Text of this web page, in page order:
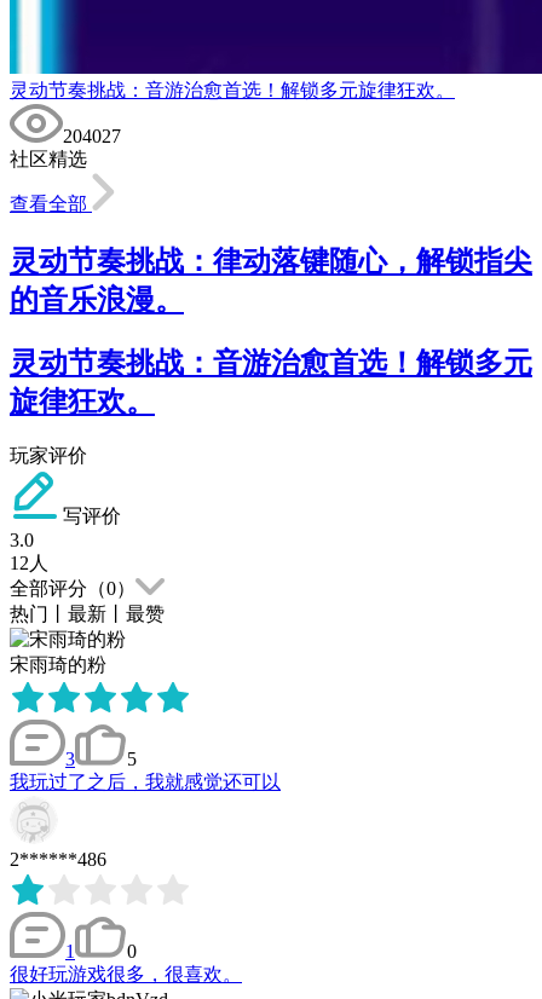
灵动节奏挑战：音游治愈首选！解锁多元旋律狂欢。
204027
社区精选
查看全部
灵动节奏挑战：律动落键随心，解锁指尖
的音乐浪漫。
灵动节奏挑战：音游治愈首选！解锁多元
旋律狂欢。
玩家评价
写评价
3.0
12人
全部评分（0）
热门
最新 最赞
宋雨琦的粉
3
5
我玩过了之后，我就感觉还可以
2******486
1
0
很好玩游戏很多，很喜欢。